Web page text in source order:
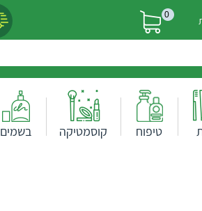
0
טיפוח קוסמטיקה בשמים